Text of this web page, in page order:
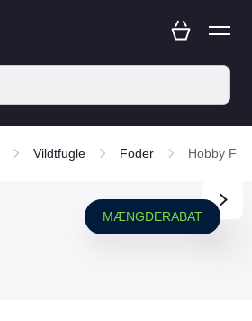
Vildtfugle Foder Hobby
MÆNGDERABAT